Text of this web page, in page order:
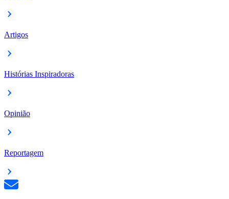
Artigos
Histórias Inspiradoras
Opinião
Reportagem